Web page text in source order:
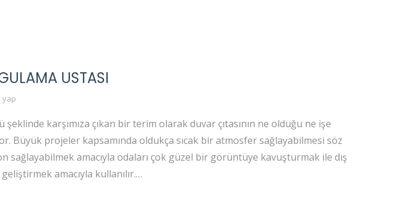
USTASI
yap
karşımıza çıkan bir terim olarak duvar çıtasının ne olduğu ne işe
Büyük projeler kapsamında oldukça sıcak bir atmosfer sağlayabilmesi söz
amacıyla odaları çok güzel bir görüntüye kavuşturmak ile dış
amacıyla kullanılır.…